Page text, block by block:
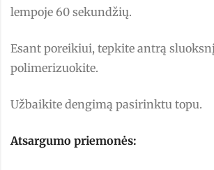
lempoje 60 sekundžių.
Esant poreikiui, tepkite antrą
polimerizuokite.
Užbaikite dengimą pasirinktu topu.
Atsargumo priemonės: